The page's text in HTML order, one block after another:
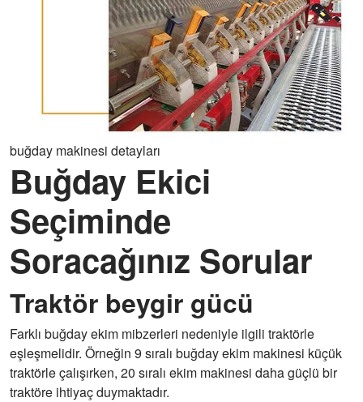
buğday makinesi detayları
Buğday Ekici
Seçiminde
Soracağınız Sorular
Traktör beygir gücü
Farklı buğday ekim mibzerleri nedeniyle ilgili traktörle
eşleşmelidir. Örneğin 9 sıralı buğday ekim makinesi küçük
traktörle çalışırken, 20 sıralı ekim makinesi daha güçlü bir
traktöre ihtiyaç duymaktadır.